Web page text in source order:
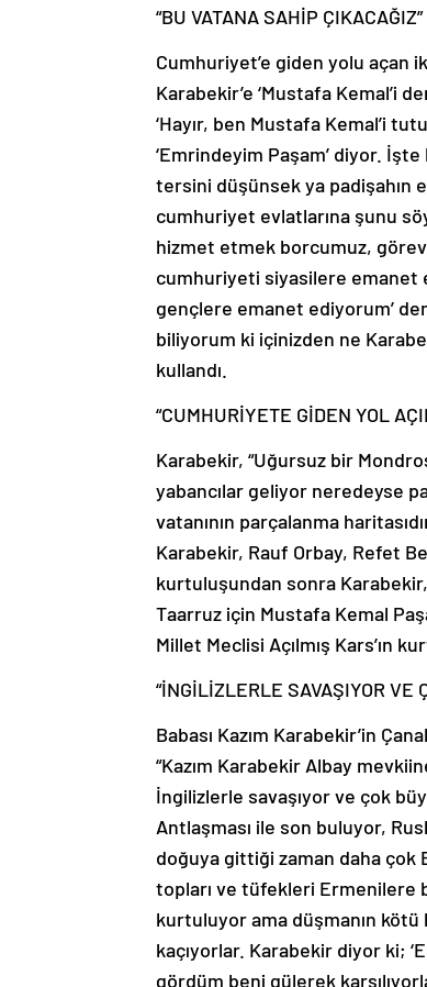
“BU VATANA SAHİP ÇIKACAĞIZ”
Cumhuriyet’e giden yolu açan
Karabekir’e ‘Mustafa Kemal’i
‘Hayır, ben Mustafa Kemal’i
‘Emrindeyim Paşam’ diyor.
tersini düşünsek ya padişahın
cumhuriyet evlatlarına şunu
hizmet etmek borcumuz,
cumhuriyeti siyasilere emanet
gençlere emanet ediyorum’
biliyorum ki içinizden ne
kullandı.
“CUMHURİYETE GİDEN YOL
Karabekir, “Uğursuz bir
yabancılar geliyor neredeyse
vatanının parçalanma
Karabekir, Rauf Orbay, Refet
kurtuluşundan sonra
Taarruz için Mustafa Kemal
Millet Meclisi Açılmış Kars’ın
“İNGİLİZLERLE SAVAŞIYOR VE
Babası Kazım Karabekir’in
“Kazım Karabekir Albay
İngilizlerle savaşıyor ve çok
Antlaşması ile son buluyor,
doğuya gittiği zaman daha çok
topları ve tüfekleri Ermenilere
kurtuluyor ama düşmanın kötü
kaçıyorlar. Karabekir diyor ki;
gördüm beni gülerek